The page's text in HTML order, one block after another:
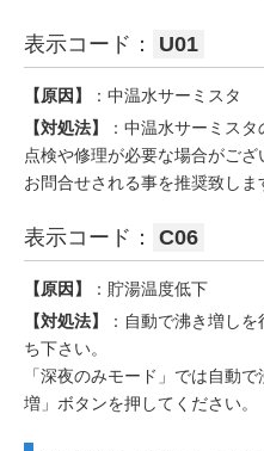
表示コード： U01
【原因】
：中温水サーミスタ
【対処法】
：中温水サーミスタ
点検や修理が必要な場合がご
お問合せされる事を推奨致しま
表示コード： C06
【原因】
：貯湯温度低下
【対処法】
：自動で沸き増し
ち下さい。
「深夜のみモード」では自動
増」ボタンを押してください。